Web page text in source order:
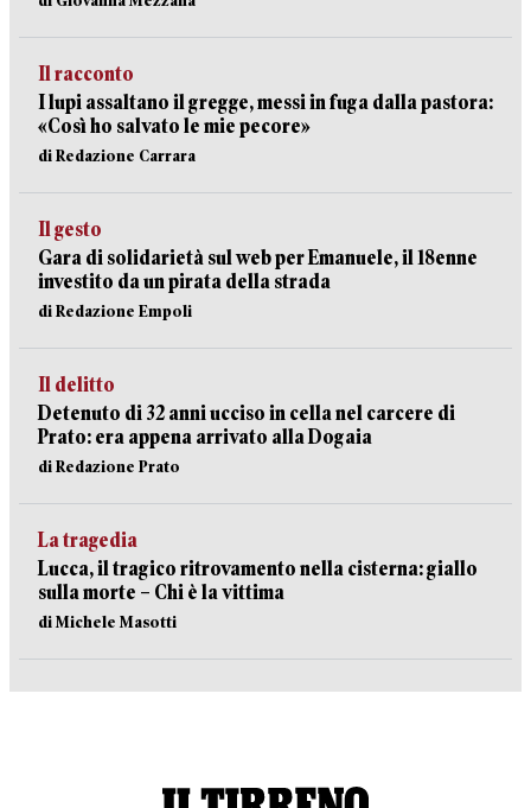
Il racconto
I lupi assaltano il gregge, messi in fuga dalla pastora:
«Così ho salvato le mie pecore»
di Redazione Carrara
Il gesto
Gara di solidarietà sul web per Emanuele, il 18enne
investito da un pirata della strada
di Redazione Empoli
Il delitto
Detenuto di 32 anni ucciso in cella nel carcere di
Prato: era appena arrivato alla Dogaia
di Redazione Prato
La tragedia
Lucca, il tragico ritrovamento nella cisterna: giallo
sulla morte – Chi è la vittima
di Michele Masotti